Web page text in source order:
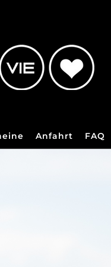
Anfahrt FAQ